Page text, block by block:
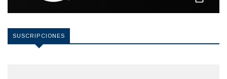
SUSCRIPCIONES